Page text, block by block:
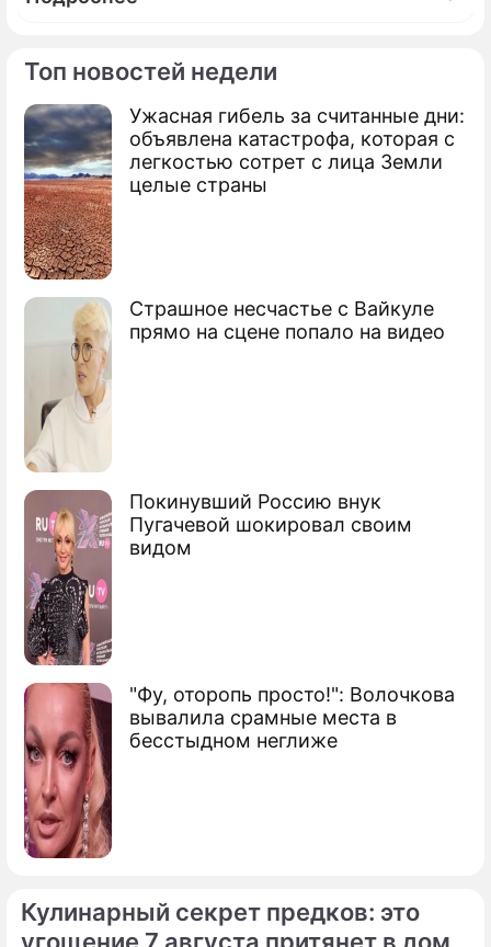
Топ новостей недели
Ужасная гибель за считанные дни:
объявлена катастрофа, которая с
легкостью сотрет с лица Земли
целые страны
Страшное несчастье с Вайкуле
прямо на сцене попало на видео
Покинувший Россию внук
Пугачевой шокировал своим
видом
"Фу, оторопь просто!": Волочкова
вывалила срамные места в
бесстыдном неглиже
По теме
Проклятие "Иванушек": пьющего
Григорьева-Апполонова предупредили
об опасности
Рыжий из "Иванушек" публично
опростоволосился
Кулинарный секрет предков: это
угощение 7 августа притянет в дом